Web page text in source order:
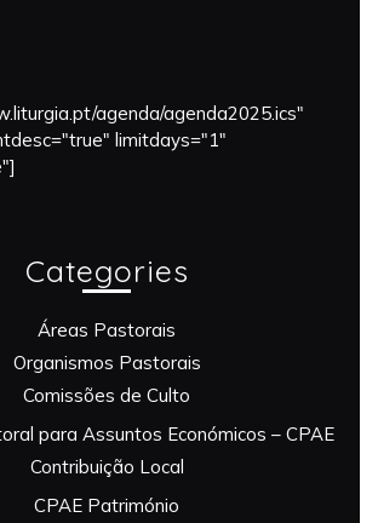
agenda/agenda2025.ics"
limitdays="1"
Categories
Áreas Pastorais
Organismos Pastorais
Comissões de Culto
para Assuntos Económicos – CPAE
Contribuição Local
CPAE Património